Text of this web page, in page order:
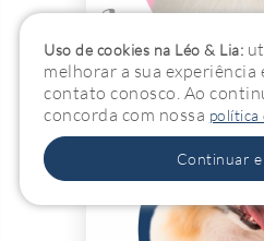
Laços
Uso de cookies na Léo & Lia:
melhorar a sua experiência
contato conosco. Ao
concorda com nossa política
Continuar